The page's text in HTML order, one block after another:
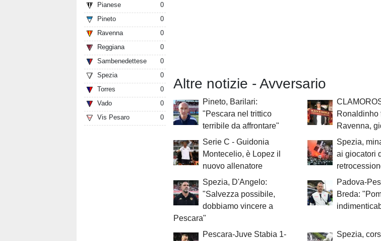
Pianese
0
Pineto
0
Ravenna
0
Reggiana
0
Sambenedettese
0
Spezia
0
Torres
0
Vado
0
Vis Pesaro
0
Altre notizie - Avversario
Pineto, Barilari:
"Pescara nel trittico
terribile da affrontare"
Ronaldinho
Ravenna,
Serie C - Guidonia
Montecelio, è Lopez il
nuovo allenatore
Spezia,
ai giocatori
Spezia, D'Angelo:
"Salvezza possibile,
dobbiamo vincere a
Pescara"
Padova-
Breda:
Pescara-Juve Stabia 1-
Spezia,